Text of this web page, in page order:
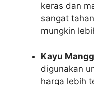
keras dan
sangat
mungkin
Kayu
digunakan
harga lebih